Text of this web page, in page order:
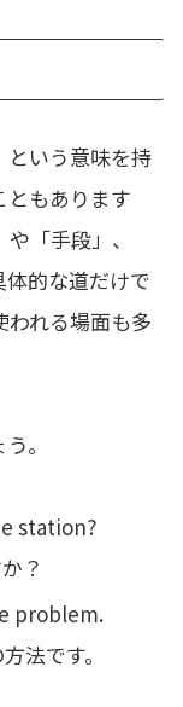
という意味を持
ともあります
「手段」、
体的な道だけで
われる場面も多
。
station?
？
problem.
法です。